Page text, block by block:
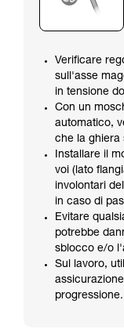
Verificare
sull'asse
in tensione
Con un
automatico,
che la ghiera
Installare il
voi (lato
involontari
in caso di
Evitare
potrebbe
sblocco e/o
Sul lavoro,
progressione.